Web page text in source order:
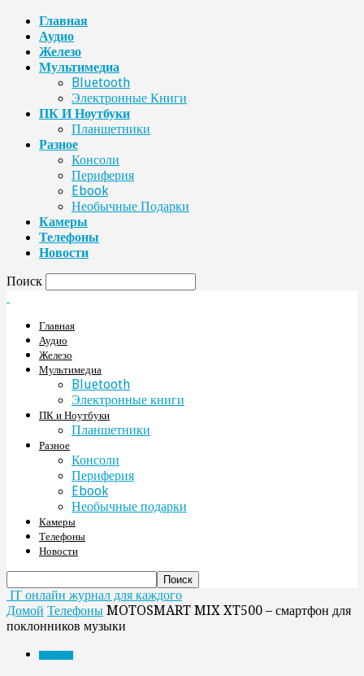
Главная
Аудио
Железо
Мультимедиа
Bluetooth
Электронные Книги
ПК И Ноутбуки
Планшетники
Разное
Консоли
Периферия
Ebook
Необычные Подарки
Камеры
Телефоны
Новости
Поиск
Главная
Аудио
Железо
Мультимедиа
Bluetooth
Электронные книги
ПК и Ноутбуки
Планшетники
Разное
Консоли
Периферия
Ebook
Необычные подарки
Камеры
Телефоны
Новости
IT онлайн журнал для каждого
Домой Телефоны MOTOSMART MIX XT500 – смартфон для
поклонников музыки